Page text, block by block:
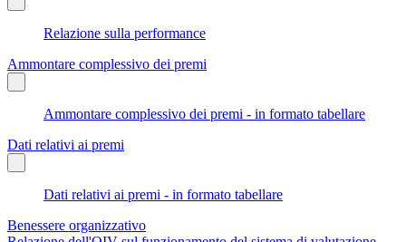
Relazione sulla performance
Ammontare complessivo dei premi
Ammontare complessivo dei premi - in formato tabellare
Dati relativi ai premi
Dati relativi ai premi - in formato tabellare
Benessere organizzativo